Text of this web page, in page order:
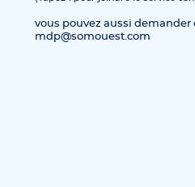
vous pouvez aussi demander
mdp@somouest.com